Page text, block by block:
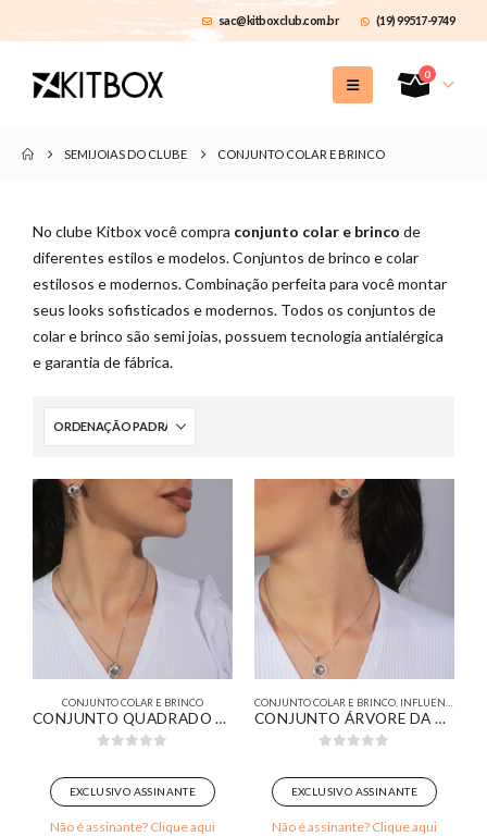
sac@kitboxclub.com.br (19) 99517-9749
0
SEMIJOIAS DO CLUBE CONJUNTO COLAR E BRINCO
No clube Kitbox você compra conjunto colar e brinco de
diferentes estilos e modelos. Conjuntos de brinco e colar
estilosos e modernos. Combinação perfeita para você montar
seus looks sofisticados e modernos. Todos os conjuntos de
colar e brinco são semi joias, possuem tecnologia antialérgica
e garantia de fábrica.
CONJUNTO COLAR E BRINCO
CONJUNTO QUADRADO COM LOSANGO CRAVEJADO BANHADO EM OURO BRANCO
EXCLUSIVO ASSINANTE
Não é assinante? Clique aqui
CONJUNTO COLAR E BRINCO, INFLUENCER
CONJUNTO ÁRVORE DA VIDA CRAVEJADO BANHADO EM OURO BRANCO
EXCLUSIVO ASSINANTE
Não é assinante? Clique aqui